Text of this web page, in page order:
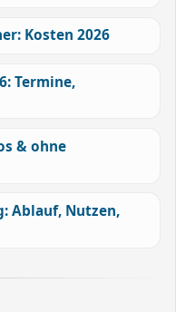
Kosten 2026
Termine,
& ohne
Ablauf, Nutzen,